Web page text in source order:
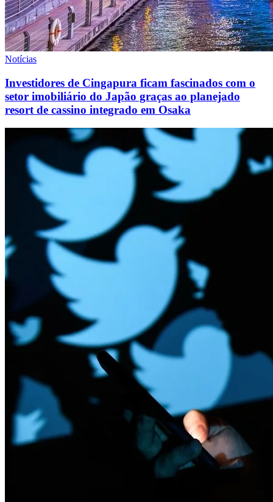
Notícias
Investidores de Cingapura ficam fascinados com o
setor imobiliário do Japão graças ao planejado
resort de cassino integrado em Osaka